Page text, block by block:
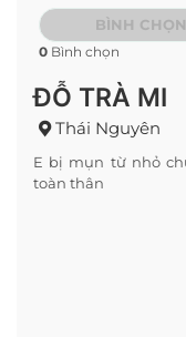
BÌNH CHỌN
0 Bình chọn
ĐỖ TRÀ MI
Thái Nguyên
E bị mụn từ nhỏ
toàn thân